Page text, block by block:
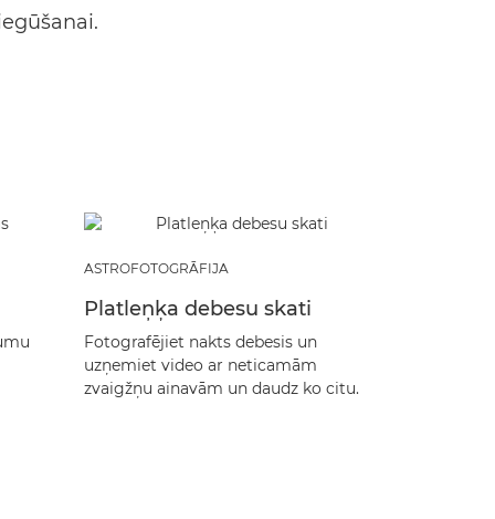
ASTROFOTOGRĀFIJA
Platleņķa debesu skati
Fotografējiet nakts debesis un
uzņemiet video ar neticamām
zvaigžņu ainavām un daudz ko citu.